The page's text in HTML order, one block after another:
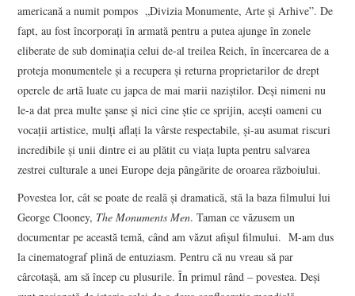
NUMĂRUL 48 /
NUMĂRUL 49 /
americană a numit pompos „Divizia Monumente, Arte şi Arhive”. De
fapt, au fost încorporaţi în armată pentru a putea ajunge în zonele
eliberate de sub dominaţia celui de-al treilea Reich, în încercarea de a
proteja monumentele şi a recupera şi returna proprietarilor de drept
operele de artă luate cu japca de mai marii naziştilor. Deşi nimeni nu
le-a dat prea multe şanse şi nici cine ştie ce sprijin, aceşti oameni cu
vocaţii artistice, mulţi aflaţi la vârste respectabile, şi-au asumat riscuri
incredibile şi unii dintre ei au plătit cu viaţa lupta pentru salvarea
zestrei culturale a unei Europe deja pângărite de oroarea războiului.
Povestea lor, cât se poate de reală şi dramatică, stă la baza filmului lui
George Clooney, The Monuments Men. Taman ce văzusem un
documentar pe această temă, când am văzut afişul filmului. M-am dus
la cinematograf plină de entuziasm. Pentru că nu vreau să par
cârcotaşă, am să încep cu plusurile. În primul rând – povestea. Deşi